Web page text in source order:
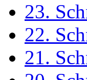
23.
22.
21.